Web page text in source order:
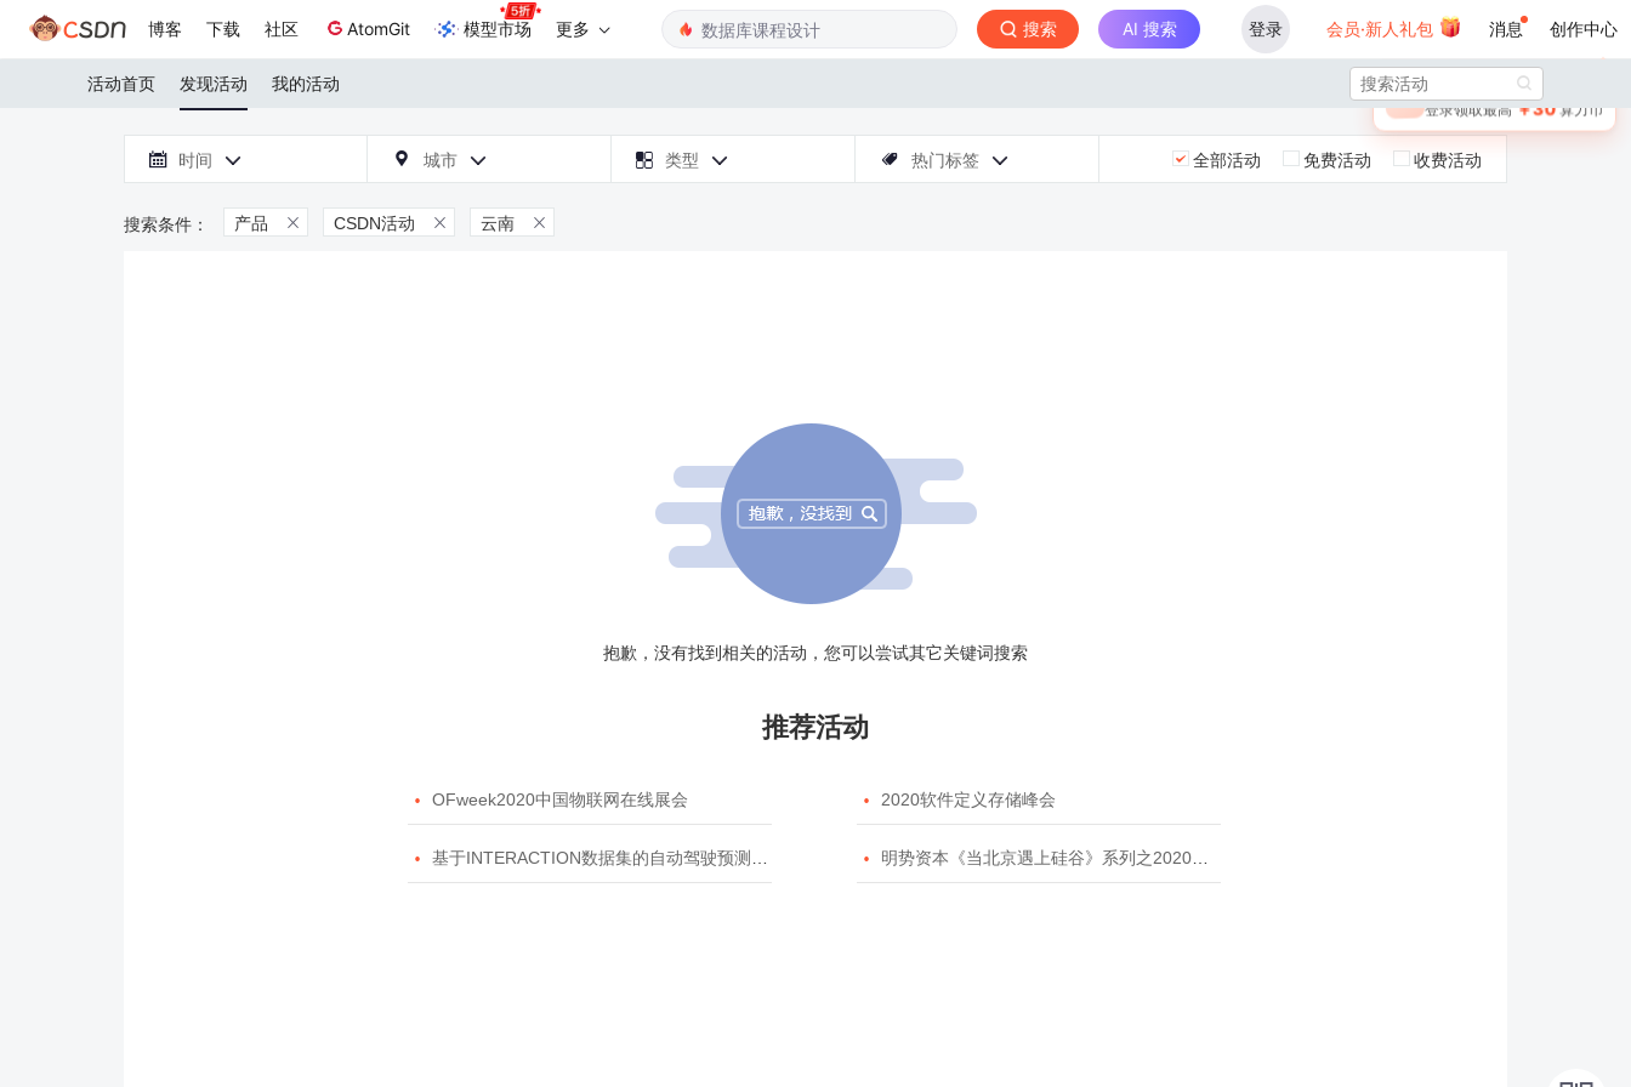
博客 下载 社区 AtomGit 模型市场 更多 搜索 AI 搜索 登录 会员·新人礼包 消息 创作中心
🎁 未登录
登录领取最高￥30算力币
活动首页 发现活动 我的活动 
 时间   城市   类型   热门标签  全部活动 免费活动 收费活动
产品  CSDN活动  云南 
抱歉，没有找到相关的活动，您可以尝试其它关键词搜索
推荐活动
 OFweek2020中国物联网在线展会  2020软件定义存储峰会
 基于INTERACTION数据集的自动驾驶预测模型挑战赛  明势资本《当北京遇上硅谷》系列之2020年度开源峰会